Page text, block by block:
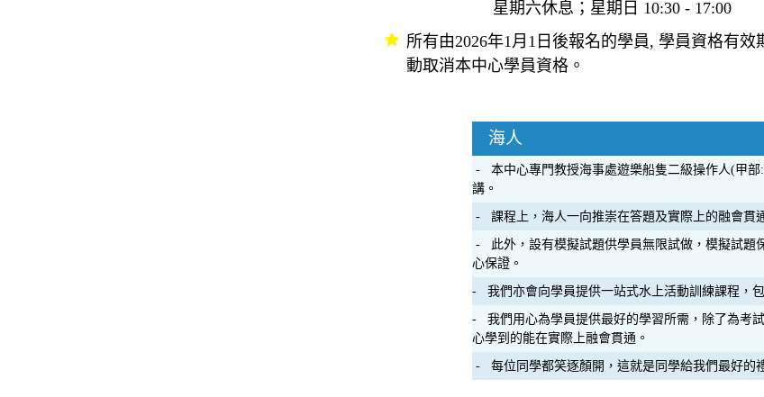
星期六休息；星期日 10:30 - 17:00
所有由2026年1月1日後報名的學員, 學員資格有
動取消本中心學員資格。
海人
- 本中心專門教授海事處遊樂船隻二級操作人(甲部
講。
- 課程上，海人一向推崇在答題及實際上的融會貫
- 此外，設有模擬試題供學員無限試做，模擬試題
心保證。
- 我們亦會向學員提供一站式水上活動訓練課程，
- 我們用心為學員提供最好的學習所需，除了為考
心學到的能在實際上融會貫通。
- 每位同學都笑逐顏開，這就是同學給我們最好的